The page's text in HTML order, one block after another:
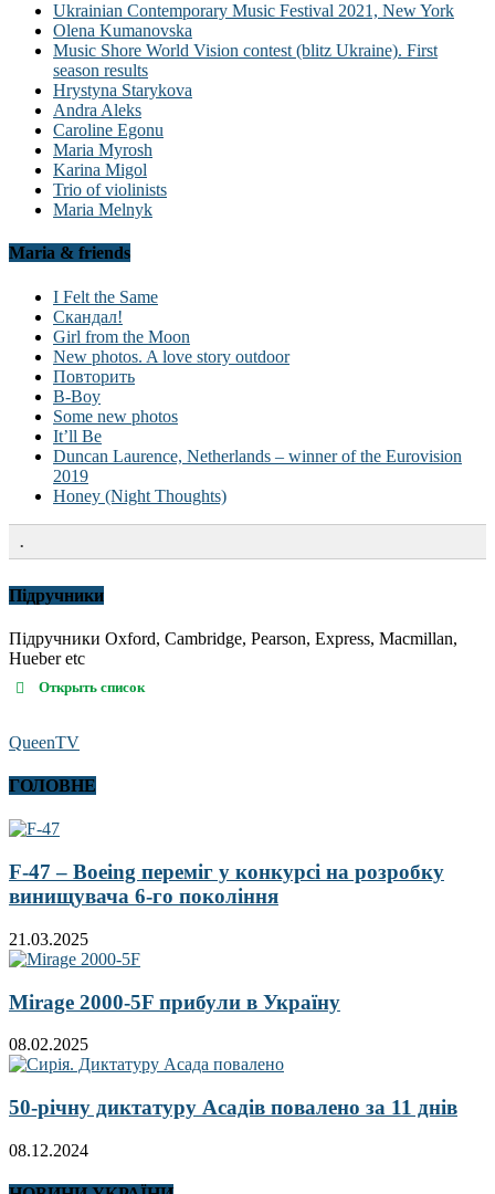
Ukrainian Contemporary Music Festival 2021, New York
Olena Kumanovska
Music Shore World Vision contest (blitz Ukraine). First
season results
Hrystyna Starykova
Andra Aleks
Caroline Egonu
Maria Myrosh
Karina Migol
Trio of violinists
Maria Melnyk
Maria & friends
I Felt the Same
Скандал!
Girl from the Moon
New photos. A love story outdoor
Повторить
B-Boy
Some new photos
It’ll Be
Duncan Laurence, Netherlands – winner of the Eurovision
2019
Honey (Night Thoughts)
.
Підручники
Підручники Oxford, Cambridge, Pearson, Express, Macmillan,
Hueber etc
Открыть список
QueenTV
ГОЛОВНЕ
F-47 – Boeing переміг у конкурсі на розробку
винищувача 6-го покоління
21.03.2025
Mirage 2000-5F прибули в Україну
08.02.2025
50-річну диктатуру Асадів повалено за 11 днів
08.12.2024